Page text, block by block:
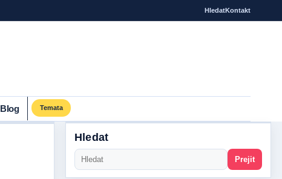
HledatKontakt
Blog Temata
Hledat
Prejit